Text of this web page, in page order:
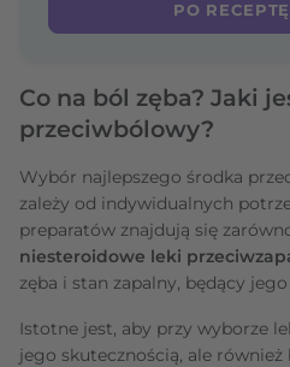
PO
Co na ból zęba? Jaki
przeciwbólowy?
Wybór najlepszego środka
zależy od indywidualnych
preparatów znajdują się
niesteroidowe leki
zęba i stan zapalny, będący
Istotne jest, aby przy wyborze
jego skutecznością, ale